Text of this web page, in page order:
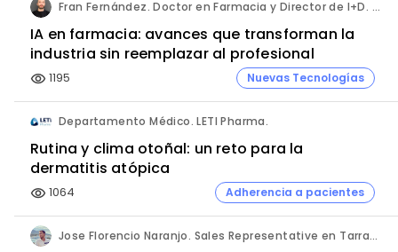
Fran Fernández. Doctor en Farmacia y Director de I+D. Labiana
IA en farmacia: avances que transforman la
industria sin reemplazar al profesional
visibility 1195 Nuevas Tecnologías
Departamento Médico. LETI Pharma.
Rutina y clima otoñal: un reto para la
dermatitis atópica
visibility 1064 Adherencia a pacientes
Jose Florencio Naranjo. Sales Representative en Tarragona.